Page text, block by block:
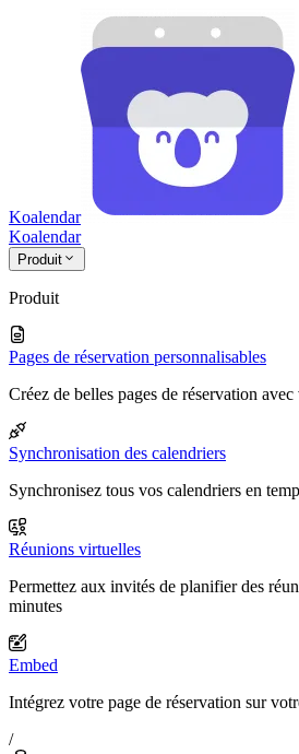
Koalendar
Koalendar
Produit
Produit
Pages de réservation personnalisables
Créez de belles pages de réservation
Synchronisation des calendriers
Synchronisez tous vos calendriers en
Réunions virtuelles
Permettez aux invités de planifier des
minutes
Embed
Intégrez votre page de réservation sur
/